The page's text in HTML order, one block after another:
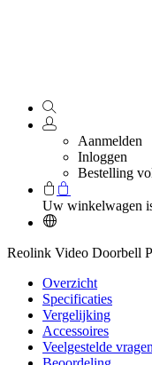
Aanmelden
Inloggen
Bestelling
Uw winkelwagen
Reolink Video Doorbell
Overzicht
Specificaties
Vergelijking
Accessoires
Veelgestelde vragen